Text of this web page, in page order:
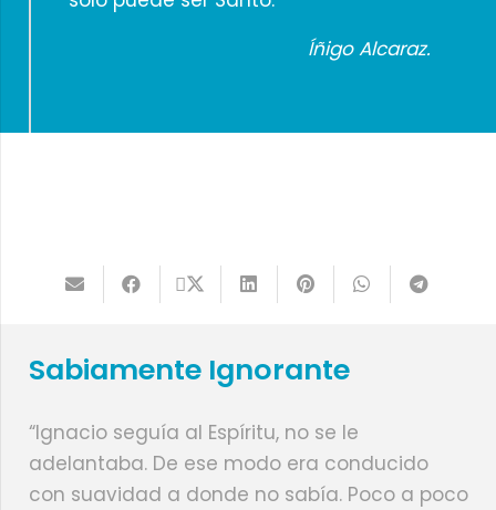
Íñigo Alcaraz.
Sabiamente Ignorante
“Ignacio seguía al Espíritu, no se le
adelantaba. De ese modo era conducido
con suavidad a donde no sabía. Poco a poco